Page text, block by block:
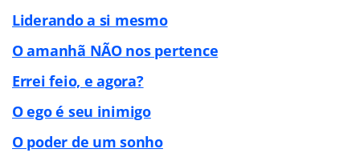
Liderando a si mesmo
O amanhã NÃO nos pertence
Errei feio, e agora?
O ego é seu inimigo
O poder de um sonho